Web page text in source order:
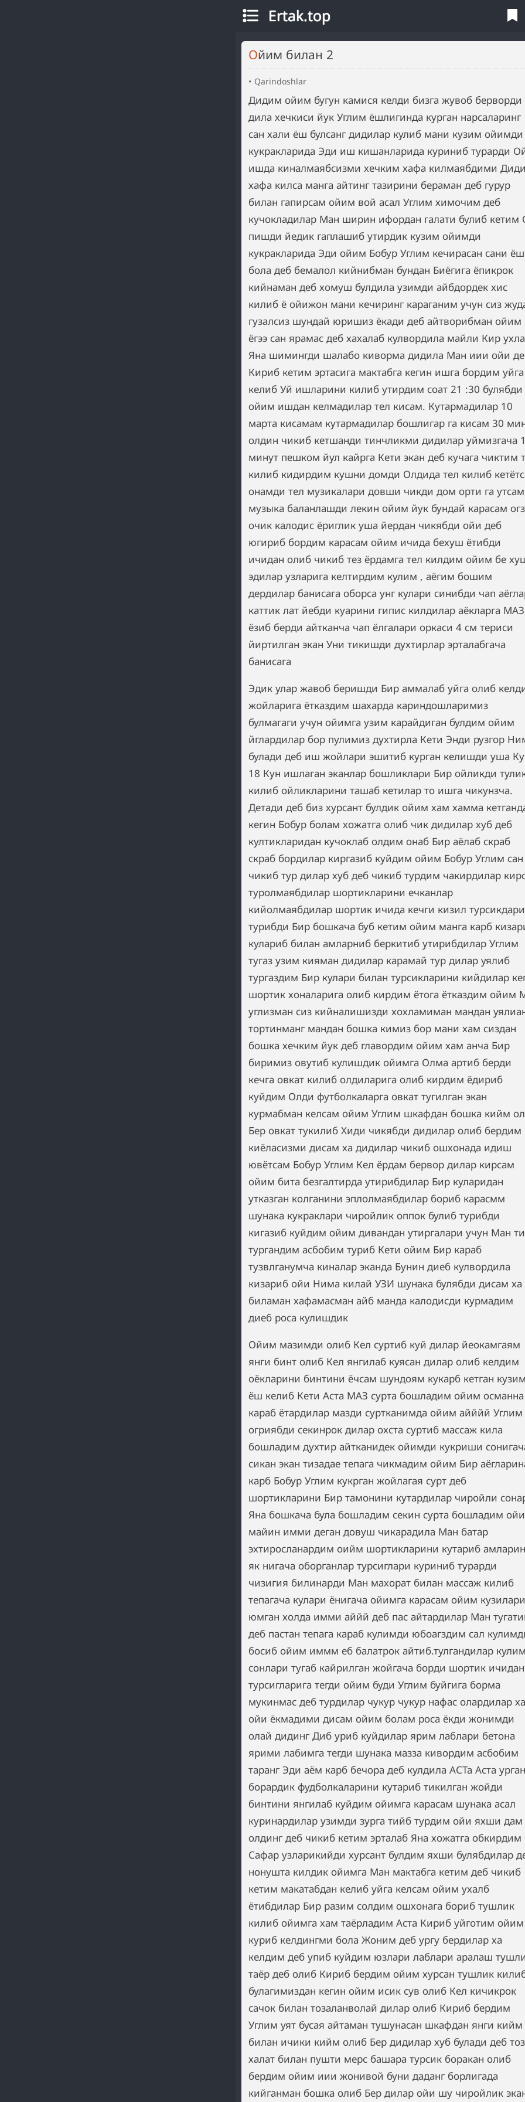
Ertak.top
Ойим билан 2
Qarindoshlar
Дидим ойим бугун камися келди бизга жувоб берворди
дила хечкиси йук Углим ёшлигинда курган нарсаларинг
сан хали ёш булсанг дидилар кулиб мани кузим ойимди
кукракларида Эди иш кишанларида куриниб турарди
ишда киналмаябсизми хечким хафа килмаябдими
хафа килса манга айтинг тазирини бераман деб гурур
билан гапирсам ойим вой асал Углим химочим деб
кучокладилар Ман ширин ифордан галати булиб
пишди йедик гаплашиб утирдик кузим ойимди
кукракларида Эди ойим Бобур Углим кечирасан сани ёш
бола деб бемалол кийнибман бундан Биёгига ёпикрок
кийнаман деб хомуш булдила узимди айбдордек хис
килиб ё ойижон мани кечиринг караганим учун сиз
гузалсиз шундай юришиз ёкади деб айтворибман ойим
ёгээ сан ярамас деб хахалаб кулвордила майли Кир ухла
Яна шимингди шалабо киворма дидила Ман иии ойи
Кириб кетим эртасига мактабга кегин ишга бордим уйга
келиб Уй ишларини килиб утирдим соат 21 :30 булябди
ойим ишдан келмадилар тел кисам. Кутармадилар 10
марта кисамам кутармадилар бошлигар га кисам 30
олдин чикиб кетшанди тинчликми дидилар уймизгача
минут пешком йул кайрга Кети экан деб кучага чиктим
килиб кидирдим кушни домди Олдида тел килиб
онамди тел музикалари довши чикди дом орти га утсам
музыка баланлашди лекин ойим йук бундай карасам
очик калодис ёриглик уша йердан чикябди ойи деб
югириб бордим карасам ойим ичида бехуш ётибди
ичидан олиб чикиб тез ёрдамга тел килдим ойим бе
эдилар узларига келтирдим кулим , аёгим бошим
дердилар банисага оборса унг кулари синибди чап
каттик лат йебди куарини гипис килдилар аёкларга МАЗ
ёзиб берди айтканча чап ёлгалари оркаси 4 см териси
йиртилган экан Уни тикишди духтирлар эрталабгача
банисага
Эдик улар жавоб беришди Бир аммалаб уйга олиб
жойларига ётказдим шахарда кариндошларимиз
булмагаги учун ойимга узим карайдиган булдим ойим
йглардилар бор пулимиз духтирла Кети Энди рузгор
булади деб иш жойлари эшитиб курган келишди уша
18 Кун ишлаган эканлар бошликлари Бир ойликди
килиб ойликларини ташаб кетилар то ишга чикунзча.
Детади деб биз хурсант булдик ойим хам хамма
кегин Бобур болам хожатга олиб чик дидилар хуб деб
култикларидан кучоклаб олдим онаб Бир аёлаб скраб
скраб бордилар киргазиб куйдим ойим Бобур Углим сан
чикиб тур дилар хуб деб чикиб турдим чакирдилар
туролмаябдилар шортикларини ечканлар
кийолмаябдилар шортик ичида кечги кизил турсикдари
турибди Бир бошкача буб кетим ойим манга карб
кулариб билан амларниб беркитиб утирибдилар Углим
тугаз узим кияман дидилар карамай тур дилар уялиб
тургаздим Бир кулари билан турсикларини кийдилар
шортик хоналарига олиб кирдим ётога ётказдим ойим
углизман сиз кийналишизди хохламиман мандан
тортинманг мандан бошка кимиз бор мани хам сиздан
бошка хечким йук деб главордим ойим хам анча Бир
биримиз овутиб кулишдик ойимга Олма артиб берди
кечга овкат килиб олдиларига олиб кирдим ёдириб
куйдим Олди футболкаларга овкат тугилган экан
курмабман келсам ойим Углим шкафдан бошка кийм
Бер овкат тукилиб Хиди чикябди дидилар олиб бердим
киёласизми дисам ха дидилар чикиб ошхонада идиш
ювётсам Бобур Углим Кел ёрдам бервор дилар кирсам
ойим бита безгалтирда утирибдилар Бир куларидан
утказган колганини эплолмаябдилар бориб карасмм
шунака кукраклари чиройлик оппок булиб турибди
кигазиб куйдим ойим дивандан утиргалари учун Ман
тургандим асбобим туриб Кети ойим Бир караб
тузвлганумча киналар эканда Бунин диеб кулвордила
кизариб ойи Нима килай УЗИ шунака булябди дисам ха
биламан хафамасман айб манда калодисди курмадим
диеб роса кулишдик
Ойим мазимди олиб Кел суртиб куй дилар йеокамгаям
янги бинт олиб Кел янгилаб куясан дилар олиб келдим
оёкларини бинтини ёчсам шундоям кукарб кетган
ёш келиб Кети Аста МАЗ сурта бошладим ойим османна
караб ётардилар мазди суртканимда ойим айййй Углим
огриябди секинрок дилар охста суртиб массаж кила
бошладим духтир айтканидек ойимди кукриши
сикан экан тизадае тепага чикмадим ойим Бир
карб Бобур Углим кукрган жойлагая сурт деб
шортикларини Бир тамонини кутардилар чиройли
Яна бошкача була бошладим секин сурта бошладим
майин имми деган довуш чикарадила Ман батар
эхтиросланардим оийм шортикларини кутариб
як нигача оборганлар турсиглари куриниб турарди
чизигия билинарди Ман махорат билан массаж килиб
тепагача кулари ёнигача ойимга карасам ойим
юмган холда имми аййй деб пас айтардилар Ман
деб пастан тепага караб кулимди юбоагздим сал
босиб ойим иммм еб балатрок айтиб.тулгандилар кулим
сонлари тугаб кайрилган жойгача борди шортик ичидан
турсигларига тегди ойим буди Углим буйгига борма
мукинмас деб турдилар чукур чукур нафас олардилар ха
ойи ёкмадими дисам ойим болам роса ёкди жонимди
олай дидинг Диб уриб куйдилар ярим лаблари бетона
ярими лабимга тегди шунака мазза кивордим асбобим
таранг Эди аём карб бечора деб кулдила АСТа Аста
борардик фудболкаларини кутариб тикилган жойди
бинтини янгилаб куйдим ойимга карасам шунака асал
куринардилар узимди зурга тийб турдим ойи яхши дам
олдинг деб чикиб кетим эрталаб Яна хожатга обкирдим
Сафар узларикийди хурсант булдим яхши булябдилар
нонушта килдик ойимга Ман мактабга кетим деб чикиб
кетим макатабдан келиб уйга келсам ойим ухалб
ётибдилар Бир разим солдим ошхонага бориб тушлик
килиб ойимга хам таёрладим Аста Кириб уйготим ойим
куриб келдингми бола Жоним деб ургу бердилар ха
келдим деб упиб куйдим юзлари лаблари аралаш
таёр деб олиб Кириб бердим ойим хурсан тушлик
булагимиздан кегин ойим исик сув олиб Кел кичикрок
сачок билан тозаланволай дилар олиб Кириб бердим
Углим уят бусая айтаман тушунасан шкафдан янги кийм
билан ичики кийм олиб Бер дидилар хуб булади деб
халат билан пушти мерс башара турсик боракан олиб
бердим ойим иии жонивой буни даданг борлигада
кийганман бошка олиб Бер дилар ойи шу чиройлик